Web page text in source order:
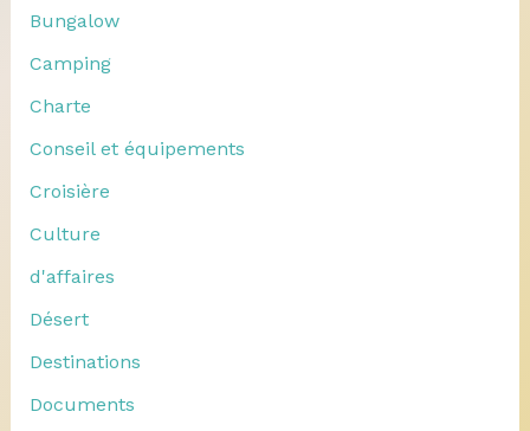
Bungalow
Camping
Charte
Conseil et équipements
Croisière
Culture
d'affaires
Désert
Destinations
Documents